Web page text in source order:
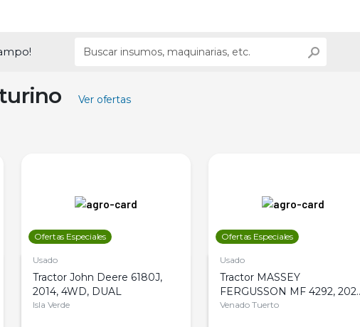
Ver ofertas
Ofertas Especiales
Usado
Tractor John Deere 6180J,
2014, 4WD, DUAL
Isla Verde
Ofertas Especiales
Usado
Tractor MASSEY
FERGUSSON MF 4292,
4WD, PATON
Venado Tuerto